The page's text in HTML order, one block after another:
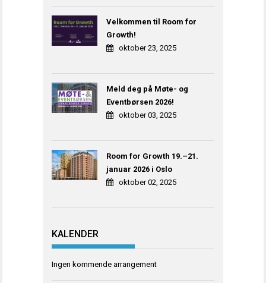
Velkommen til Room for
Growth!
oktober 23, 2025
Meld deg på Møte- og
Eventbørsen 2026!
oktober 03, 2025
Room for Growth 19.–21.
januar 2026 i Oslo
oktober 02, 2025
KALENDER
Ingen kommende arrangement